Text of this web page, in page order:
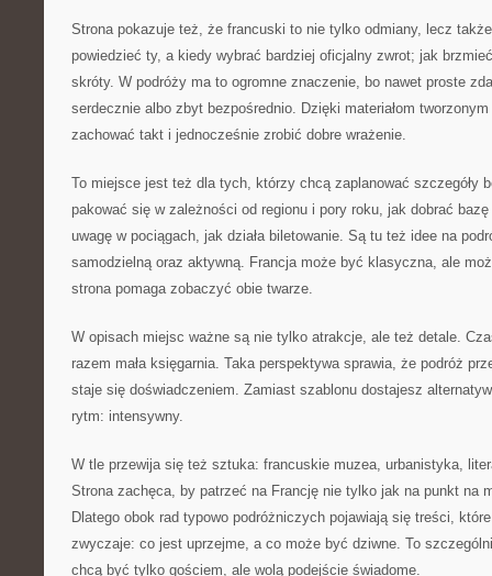
Strona pokazuje też, że francuski to nie tylko odmiany, lecz
powiedzieć ty, a kiedy wybrać bardziej oficjalny zwrot; jak
skróty. W podróży ma to ogromne znaczenie, bo nawet proste
serdecznie albo zbyt bezpośrednio. Dzięki materiałom
zachować takt i jednocześnie zrobić dobre wrażenie.
To miejsce jest też dla tych, którzy chcą zaplanować szczegóły
pakować się w zależności od regionu i pory roku, jak dobrać
uwagę w pociągach, jak działa biletowanie. Są tu też idee na
samodzielną oraz aktywną. Francja może być klasyczna, ale
strona pomaga zobaczyć obie twarze.
W opisach miejsc ważne są nie tylko atrakcje, ale też detale.
razem mała księgarnia. Taka perspektywa sprawia, że podróż
staje się doświadczeniem. Zamiast szablonu dostajesz
rytm: intensywny.
W tle przewija się też sztuka: francuskie muzea, urbanistyka,
Strona zachęca, by patrzeć na Francję nie tylko jak na punkt na
Dlatego obok rad typowo podróżniczych pojawiają się treści,
zwyczaje: co jest uprzejme, a co może być dziwne. To
chcą być tylko gościem, ale wolą podejście świadome.